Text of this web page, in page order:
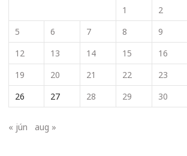
1
2
5
6 7 8 9
12
13 14 15 16
19
20 21 22 23
26
27 28 29 30
« jún aug »